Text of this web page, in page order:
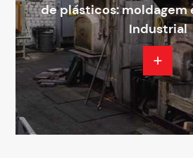
de plásticos: moldagem
Industrial